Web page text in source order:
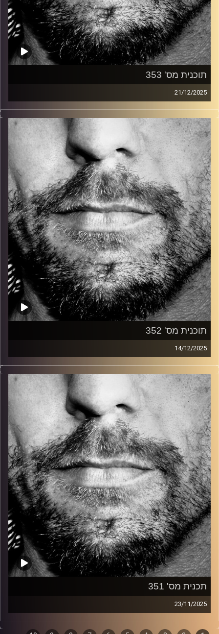
תוכנית מס' 353
21/12/2025
זיפים, מוזיקה מחוספסת של הופעות חיות. הרבה ג'אם, רוק,
בלוז, bluegrass, ג'אז, Fאנק, פרוגרסיב ואפילו אלקטרוניקה.
כל מה שחי, אמיתי ונושם.
עם שמוליק רגב.
קרדיט תמונות: David Goehring
תוכנית מס' 352
14/12/2025
זיפים, מוזיקה מחוספסת של הופעות חיות. הרבה ג'אם, רוק,
בלוז, bluegrass, ג'אז, Fאנק, פרוגרסיב ואפילו אלקטרוניקה.
כל מה שחי, אמיתי ונושם.
עם שמוליק רגב.
קרדיט תמונות: David Goehring
תכנית מס' 351
23/11/2025
זיפים, מוזיקה מחוספסת של הופעות חיות. הרבה ג'אם, רוק,
בלוז, bluegrass, ג'אז, Fאנק, פרוגרסיב ואפילו אלקטרוניקה.